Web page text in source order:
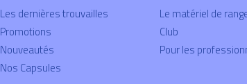
Les dernières trouvailles
Promotions
Nouveautés
Nos Capsules
Le matériel de
Club
Pour les